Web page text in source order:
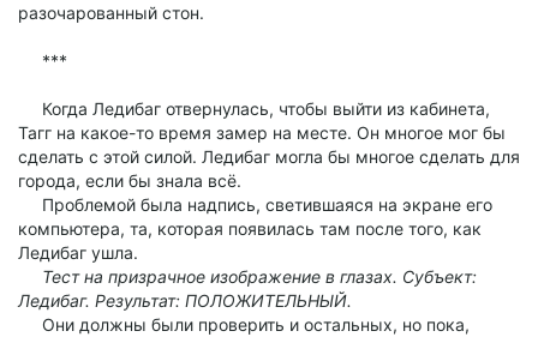
разочарованный стон.
***
Когда Ледибаг отвернулась, чтобы выйти из кабинета,
Тагг на какое-то время замер на месте. Он многое мог бы
сделать с этой силой. Ледибаг могла бы многое сделать для
города, если бы знала всё.
Проблемой была надпись, светившаяся на экране его
компьютера, та, которая появилась там после того, как
Ледибаг ушла.
Тест на призрачное изображение в глазах. Субъект:
Ледибаг. Результат: ПОЛОЖИТЕЛЬНЫЙ.
Они должны были проверить и остальных, но пока,